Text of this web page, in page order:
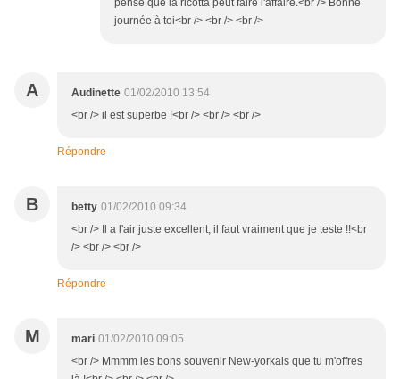
pense que la ricotta peut faire l'affaire.<br /> Bonne
journée à toi<br /> <br /> <br />
A Audinette 01/02/2010 13:54
<br /> il est superbe !<br /> <br /> <br />
Répondre
B betty 01/02/2010 09:34
<br /> Il a l'air juste excellent, il faut vraiment que je teste !!<br
/> <br /> <br />
Répondre
M mari 01/02/2010 09:05
<br /> Mmmm les bons souvenir New-yorkais que tu m'offres